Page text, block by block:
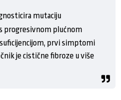
mutaciju
progresivnom plućnom
prvi simptomi
je cistične fibroze u više